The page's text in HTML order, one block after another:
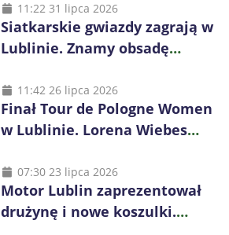
11:22 31 lipca 2026
Siatkarskie gwiazdy zagrają w
Lublinie. Znamy obsadę
11:42 26 lipca 2026
Finał Tour de Pologne Women
w Lublinie. Lorena Wiebes
07:30 23 lipca 2026
Motor Lublin zaprezentował
drużynę i nowe koszulki.